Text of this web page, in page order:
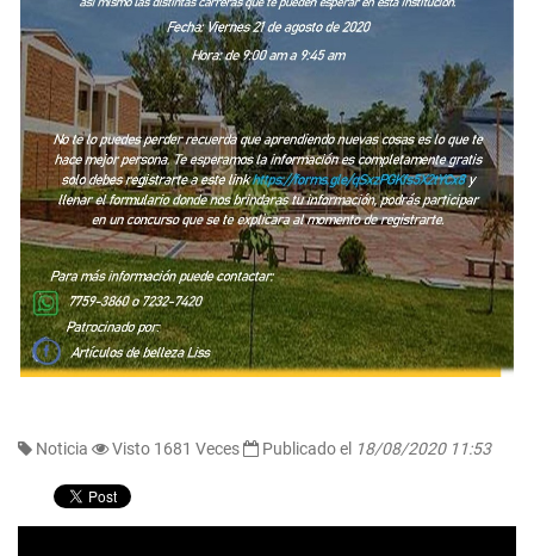
Noticia Visto 1681 Veces Publicado el 18/08/2020 11:53